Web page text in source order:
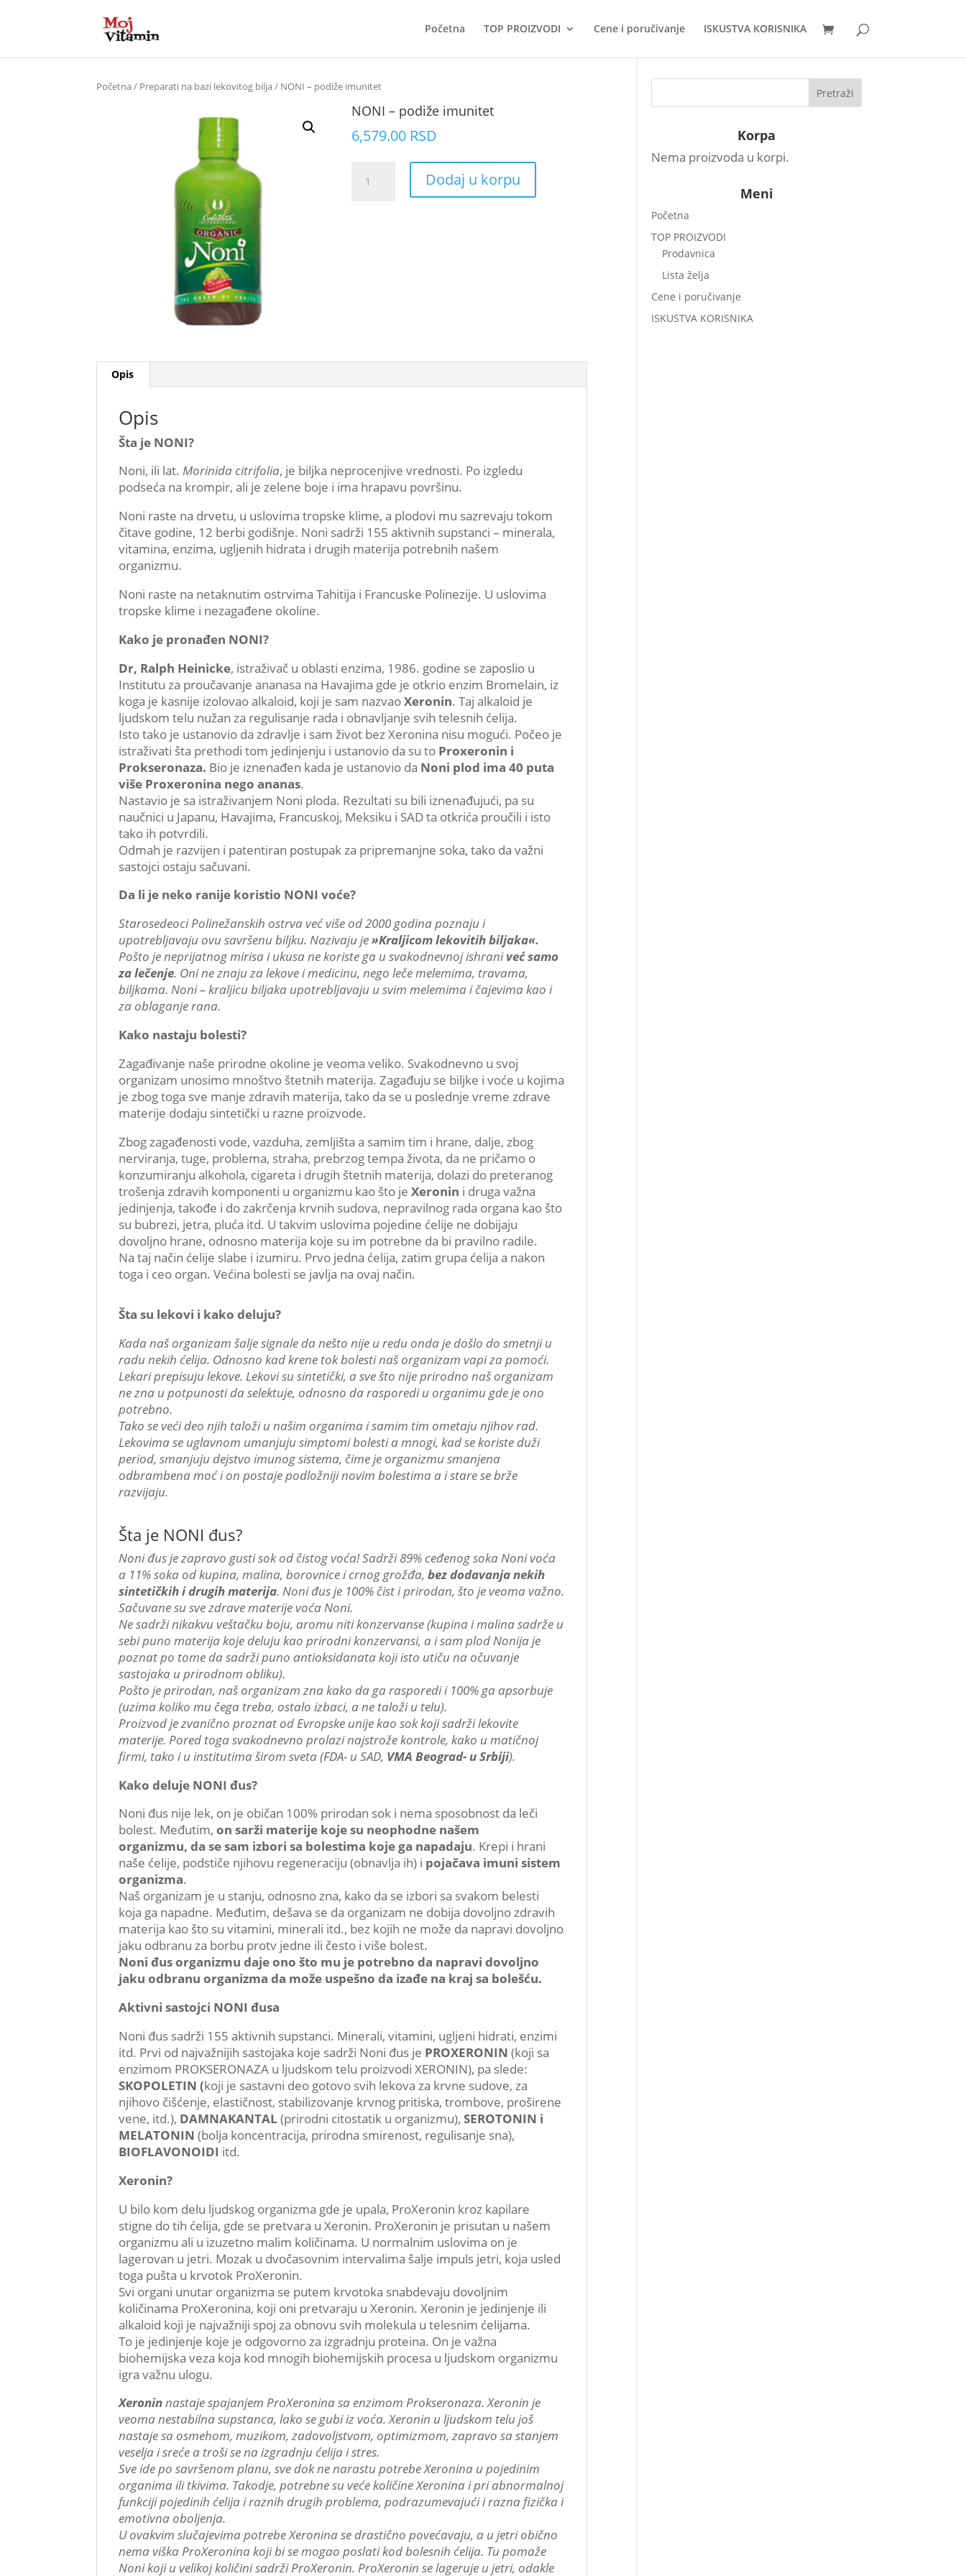
Početna TOP PROIZVODI Cene i poručivanje ISKUSTVA KORISNIKA
Početna/ Preparati na bazi lekovitog bilja/ NONI – podiže imunitet
NONI – podiže imunitet
6,579.00 RSD
Dodaj u korpu
Opis
Opis
Šta je NONI?
Noni, ili lat.Morinida citrifolia, je biljka neprocenjive vrednosti. Po izgledu
podseća na krompir, ali je zelene boje i ima hrapavu površinu.
Noni raste na drvetu, u uslovima tropske klime, a plodovi mu sazrevaju tokom
čitave godine, 12 berbi godišnje. Noni sadrži 155 aktivnih supstanci – minerala,
vitamina, enzima, ugljenih hidrata i drugih materija potrebnih našem
organizmu.
Noni raste na netaknutim ostrvima Tahitija i Francuske Polinezije. U uslovima
tropske klime i nezagađene okoline.
Kako je pronađen NONI?
Dr, Ralph Heinicke, istraživač u oblasti enzima, 1986. godine se zaposlio u
Institutu za proučavanje ananasa na Havajima gde je otkrio enzim Bromelain, iz
koga je kasnije izolovao alkaloid, koji je sam nazvaoXeronin. Taj alkaloid je
ljudskom telu nužan za regulisanje rada i obnavljanje svih telesnih ćelija.
Isto tako je ustanovio da zdravlje i sam život bez Xeronina nisu mogući. Počeo je
istraživati šta prethodi tom jedinjenju i ustanovio da su to Proxeronin i
Prokseronaza. Bio je iznenađen kada je ustanovio da Noni plod ima 40 puta
više Proxeronina nego ananas.
Nastavio je sa istraživanjem Noni ploda. Rezultati su bili iznenađujući, pa su
naučnici u Japanu, Havajima, Francuskoj, Meksiku i SAD ta otkrića proučili i isto
tako ih potvrdili.
Odmah je razvijen i patentiran postupak za pripremanjne soka, tako da važni
sastojci ostaju sačuvani.
Da li je neko ranije koristio NONI voće?
Starosedeoci Polinežanskih ostrva već više od 2000 godina poznaju i
upotrebljavaju ovu savršenu biljku. Nazivaju je»Kraljicom lekovitih biljaka«.
Pošto je neprijatnog mirisa i ukusa ne koriste ga u svakodnevnoj ishraniveć samo
za lečenje. Oni ne znaju za lekove i medicinu, nego leče melemima, travama,
biljkama. Noni – kraljicu biljaka upotrebljavaju u svim melemima i čajevima kao i
za oblaganje rana.
Kako nastaju bolesti?
Zagađivanje naše prirodne okoline je veoma veliko. Svakodnevno u svoj
organizam unosimo mnoštvo štetnih materija. Zagađuju se biljke i voće u kojima
je zbog toga sve manje zdravih materija, tako da se u poslednje vreme zdrave
materije dodaju sintetički u razne proizvode.
Zbog zagađenosti vode, vazduha, zemljišta a samim tim i hrane, dalje, zbog
nerviranja, tuge, problema, straha, prebrzog tempa života, da ne pričamo o
konzumiranju alkohola, cigareta i drugih štetnih materija, dolazi do preteranog
trošenja zdravih komponenti u organizmu kao što jeXeronin i druga važna
jedinjenja, takođe i do zakrčenja krvnih sudova, nepravilnog rada organa kao što
su bubrezi, jetra, pluća itd. U takvim uslovima pojedine ćelije ne dobijaju
dovoljno hrane, odnosno materija koje su im potrebne da bi pravilno radile.
Na taj način ćelije slabe i izumiru. Prvo jedna ćelija, zatim grupa ćelija a nakon
toga i ceo organ. Većina bolesti se javlja na ovaj način.
Šta su lekovi i kako deluju?
Kada naš organizam šalje signale da nešto nije u redu onda je došlo do smetnji u
radu nekih ćelija. Odnosno kad krene tok bolesti naš organizam vapi za pomoći.
Lekari prepisuju lekove. Lekovi su sintetički, a sve što nije prirodno naš organizam
ne zna u potpunosti da selektuje, odnosno da rasporedi u organimu gde je ono
potrebno.
Tako se veći deo njih taloži u našim organima i samim tim ometaju njihov rad.
Lekovima se uglavnom umanjuju simptomi bolesti a mnogi, kad se koriste duži
period, smanjuju dejstvo imunog sistema, čime je organizmu smanjena
odbrambena moć i on postaje podložniji novim bolestima a i stare se brže
razvijaju.
Šta je NONI đus?
Noni đus je zapravo gusti sok od čistog voća! Sadrži 89% ceđenog soka Noni voća
a 11% soka od kupina, malina, borovnice i crnog grožđa,bez dodavanja nekih
sintetičkih i drugih materija. Noni đus je 100% čist i prirodan, što je veoma važno.
Sačuvane su sve zdrave materije voća Noni.
Ne sadrži nikakvu veštačku boju, aromu niti konzervanse (kupina i malina sadrže u
sebi puno materija koje deluju kao prirodni konzervansi, a i sam plod Nonija je
poznat po tome da sadrži puno antioksidanata koji isto utiču na očuvanje
sastojaka u prirodnom obliku).
Pošto je prirodan, naš organizam zna kako da ga rasporedi i 100% ga apsorbuje
(uzima koliko mu čega treba, ostalo izbaci, a ne taloži u telu).
Proizvod je zvanično proznat od Evropske unije kao sok koji sadrži lekovite
materije. Pored toga svakodnevno prolazi najstrože kontrole, kako u matičnoj
firmi, tako i u institutima širom sveta (FDA- u SAD, VMA Beograd- u Srbiji).
Kako deluje NONI đus?
Noni đus nije lek, on je običan 100% prirodan sok i nema sposobnost da leči
bolest. Međutim,on sarži materije koje su neophodne našem
organizmu, da se sam izbori sa bolestima koje ga napadaju. Krepi i hrani
naše ćelije, podstiče njihovu regeneraciju (obnavlja ih) i pojačava imuni sistem
organizma.
Naš organizam je u stanju, odnosno zna, kako da se izbori sa svakom belesti
koja ga napadne. Međutim, dešava se da organizam ne dobija dovoljno zdravih
materija kao što su vitamini, minerali itd., bez kojih ne može da napravi dovoljno
jaku odbranu za borbu protv jedne ili često i više bolest.
Noni đus organizmu daje ono što mu je potrebno da napravi dovoljno
jaku odbranu organizma da može uspešno da izađe na kraj sa bolešću.
Aktivni sastojci NONI đusa
Noni đus sadrži 155 aktivnih supstanci. Minerali, vitamini, ugljeni hidrati, enzimi
itd. Prvi od najvažnijih sastojaka koje sadrži Noni đus je PROXERONIN (koji sa
enzimom PROKSERONAZA u ljudskom telu proizvodi XERONIN), pa slede:
SKOPOLETIN (koji je sastavni deo gotovo svih lekova za krvne sudove, za
njihovo čišćenje, elastičnost, stabilizovanje krvnog pritiska, trombove, proširene
vene, itd.), DAMNAKANTAL (prirodni citostatik u organizmu),SEROTONIN i
MELATONIN (bolja koncentracija, prirodna smirenost, regulisanje sna),
BIOFLAVONOIDI itd.
Xeronin?
U bilo kom delu ljudskog organizma gde je upala, ProXeronin kroz kapilare
stigne do tih ćelija, gde se pretvara u Xeronin. ProXeronin je prisutan u našem
organizmu ali u izuzetno malim količinama. U normalnim uslovima on je
lagerovan u jetri. Mozak u dvočasovnim intervalima šalje impuls jetri, koja usled
toga pušta u krvotok ProXeronin.
Svi organi unutar organizma se putem krvotoka snabdevaju dovoljnim
količinama ProXeronina, koji oni pretvaraju u Xeronin. Xeronin je jedinjenje ili
alkaloid koji je najvažniji spoj za obnovu svih molekula u telesnim ćelijama.
To je jedinjenje koje je odgovorno za izgradnju proteina. On je važna
biohemijska veza koja kod mnogih biohemijskih procesa u ljudskom organizmu
igra važnu ulogu.
Xeroninnastaje spajanjem ProXeronina sa enzimom Prokseronaza. Xeronin je
veoma nestabilna supstanca, lako se gubi iz voća. Xeronin u ljudskom telu još
nastaje sa osmehom, muzikom, zadovoljstvom, optimizmom, zapravo sa stanjem
veselja i sreće a troši se na izgradnju ćelija i stres.
Sve ide po savršenom planu, sve dok ne narastu potrebe Xeronina u pojedinim
organima ili tkivima. Takodje, potrebne su veće količine Xeronina i pri abnormalnoj
funkciji pojedinih ćelija i raznih drugih problema, podrazumevajući i razna fizička i
emotivna oboljenja.
U ovakvim slučajevima potrebe Xeronina se drastično povećavaju, a u jetri obično
nema viška ProXeronina koji bi se mogao poslati kod bolesnih ćelija. Tu pomaže
Noni koji u velikoj količini sadrži ProXeronin. ProXeronin se lageruje u jetri, odakle
Korpa
Nema proizvoda u korpi.
Meni
Početna
TOP PROIZVODI
Prodavnica
Lista želja
Cene i poručivanje
ISKUSTVA KORISNIKA